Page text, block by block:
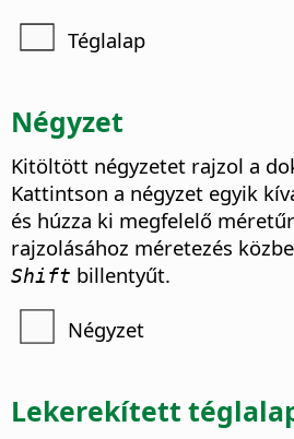
Téglalap
Négyzet
Kitöltött négyzetet rajzol a
Kattintson a négyzet egyik
és húzza ki megfelelő
rajzolásához méretezés
Shift billentyűt.
Négyzet
Lekerekített